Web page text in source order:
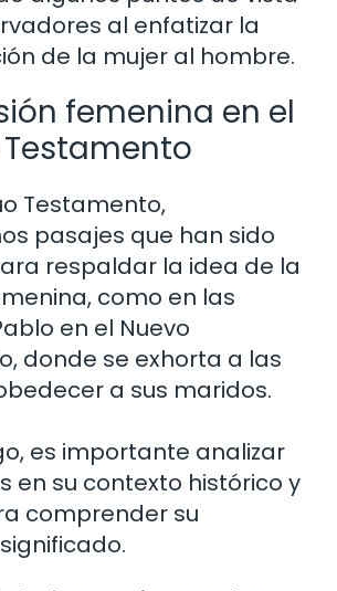
al enfatizar la
de la mujer al hombre.
femenina en el
Testamento,
pasajes que han sido
respaldar la idea de la
como en las
en el Nuevo
donde se exhorta a las
a sus maridos.
es importante analizar
en su contexto histórico y
comprender su